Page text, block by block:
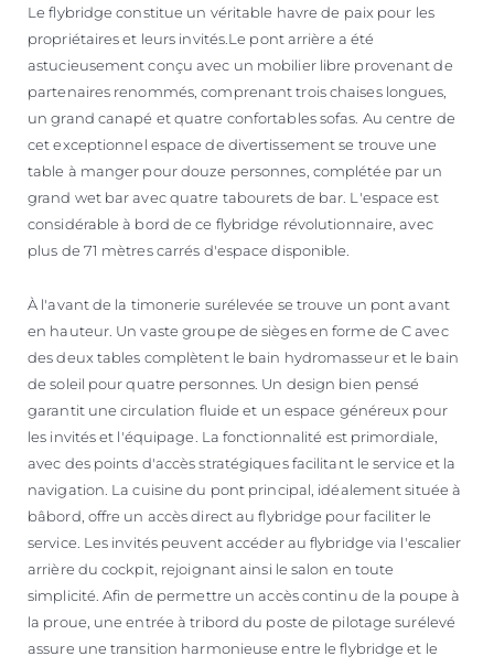
Le flybridge constitue un véritable havre de paix pour les
propriétaires et leurs invités.Le pont arrière a été
astucieusement conçu avec un mobilier libre provenant de
partenaires renommés, comprenant trois chaises longues,
un grand canapé et quatre confortables sofas. Au centre de
cet exceptionnel espace de divertissement se trouve une
table à manger pour douze personnes, complétée par un
grand wet bar avec quatre tabourets de bar. L'espace est
considérable à bord de ce flybridge révolutionnaire, avec
plus de 71 mètres carrés d'espace disponible.
À l'avant de la timonerie surélevée se trouve un pont avant
en hauteur. Un vaste groupe de sièges en forme de C avec
des deux tables complètent le bain hydromasseur et le bain
de soleil pour quatre personnes. Un design bien pensé
garantit une circulation fluide et un espace généreux pour
les invités et l'équipage. La fonctionnalité est primordiale,
avec des points d'accès stratégiques facilitant le service et la
navigation. La cuisine du pont principal, idéalement située à
bâbord, offre un accès direct au flybridge pour faciliter le
service. Les invités peuvent accéder au flybridge via l'escalier
arrière du cockpit, rejoignant ainsi le salon en toute
simplicité. Afin de permettre un accès continu de la poupe à
la proue, une entrée à tribord du poste de pilotage surélevé
assure une transition harmonieuse entre le flybridge et le